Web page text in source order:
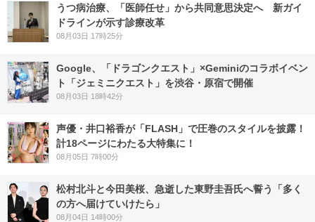
うつ病治療、「医師任せ」から共同意思決定へ 新ガイ
ドラインが示す診療改革
08月03日 17時25分
Google、「ドラゴンクエスト」×Geminiのコラボイベン
ト「ジェミニクエスト」を渋谷・原宿で開催
08月03日 18時42分
声優・井口裕香が「FLASH」で圧巻のスタイルを披露！
計18ページにわたる大特集に！
08月05日 7時00分
松村北斗と今田美桜、急逝した東野圭吾氏へ誓う「多く
の方へ届けていけたら」
08月04日 14時00分